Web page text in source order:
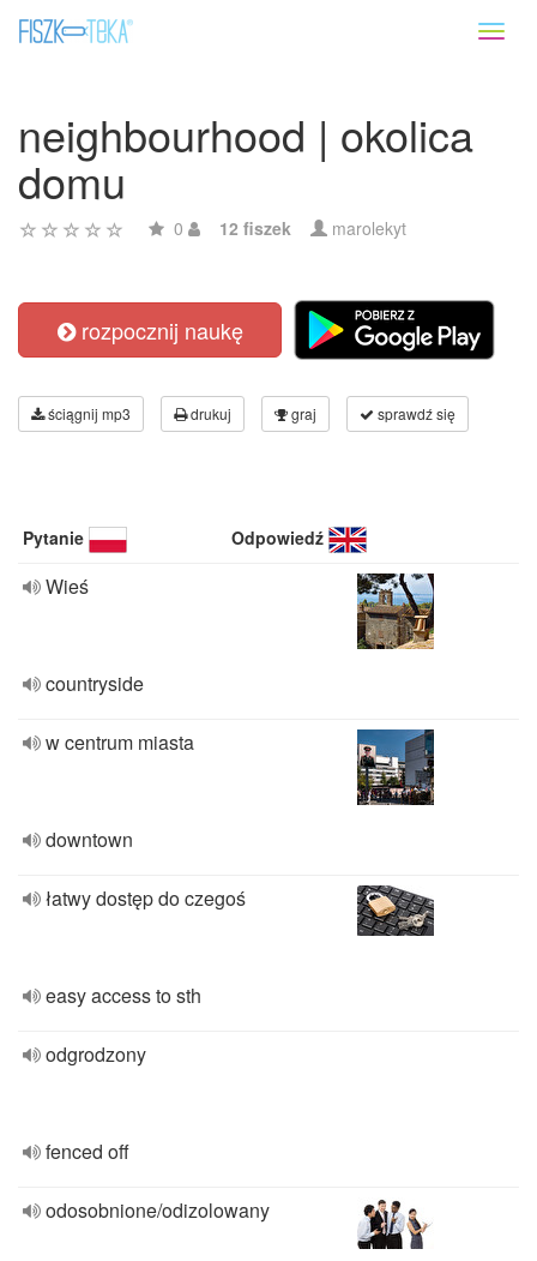
neighbourhood | okolica
domu
0 12 fiszek marolekyt
rozpocznij naukę
ściągnij mp3 drukuj graj sprawdź się
Pytanie Odpowiedź
Wieś
countryside
w centrum miasta
downtown
łatwy dostęp do czegoś
easy access to sth
odgrodzony
fenced off
odosobnione/odizolowany